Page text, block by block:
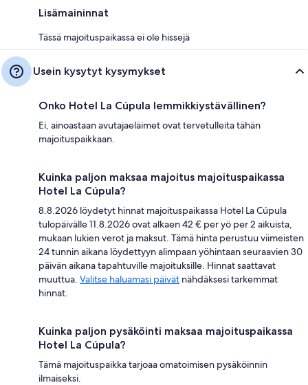
Lisämaininnat
Tässä majoituspaikassa ei ole hissejä
Usein kysytyt kysymykset
Onko Hotel La Cúpula lemmikkiystävällinen?
Ei, ainoastaan avutajaeläimet ovat tervetulleita tähän
majoituspaikkaan.
Kuinka paljon maksaa majoitus majoituspaikassa
Hotel La Cúpula?
8.8.2026 löydetyt hinnat majoituspaikassa Hotel La Cúpula
tulopäivälle 11.8.2026 ovat alkaen 42 € per yö per 2 aikuista,
mukaan lukien verot ja maksut. Tämä hinta perustuu viimeisten
24 tunnin aikana löydettyyn alimpaan yöhintaan seuraavien 30
päivän aikana tapahtuville majoituksille. Hinnat saattavat
muuttua. Valitse haluamasi päivät nähdäksesi tarkemmat
hinnat.
Kuinka paljon pysäköinti maksaa majoituspaikassa
Hotel La Cúpula?
Tämä majoituspaikka tarjoaa omatoimisen pysäköinnin
ilmaiseksi.